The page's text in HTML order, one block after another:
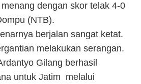
dengan skor telak 4-0
(NTB).
berjalan sangat ketat.
melakukan serangan.
Gilang berhasil
untuk Jatim melalui